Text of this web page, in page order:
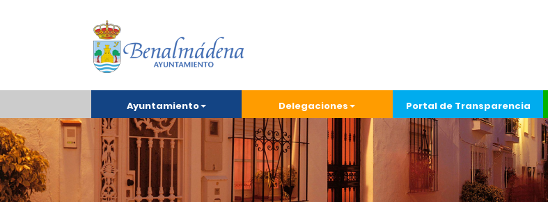
Ayuntamiento Delegaciones Portal de Transparencia